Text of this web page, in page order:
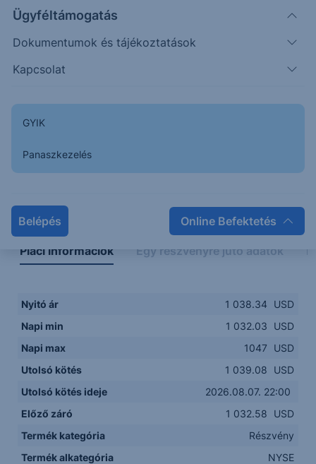
Ügyféltámogatás
Dokumentumok és tájékoztatások
Kapcsolat
GYIK
Panaszkezelés
Belépés Online Befektetés
1030.00
Napon belüli Historikus
Piaci információk Egy részvényre jutó adatok
Nyitó ár 1 038.34
USD
Napi min
1 032.03
USD
Napi max
1047
USD
Utolsó kötés
1 039.08
USD
Utolsó kötés ideje
2026.08.07. 22:00
Előző záró
1 032.58
USD
Termék kategória
Részvény
Termék alkategória
NYSE